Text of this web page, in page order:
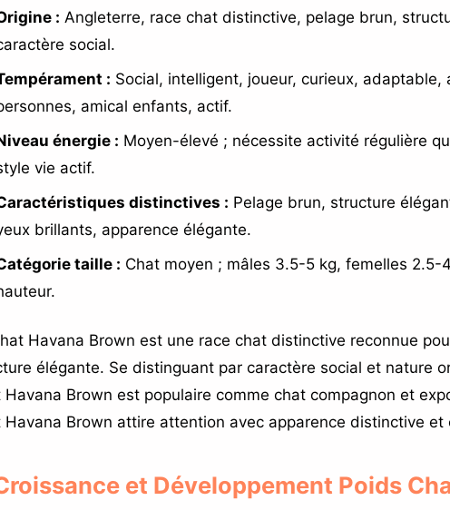
: Angleterre, race chat distinctive, pelage brun,
social.
: Social, intelligent, joueur, curieux, adaptable,
amical enfants, actif.
énergie : Moyen-élevé ; nécessite activité régulière
vie actif.
distinctives : Pelage brun, structure
brillants, apparence élégante.
taille : Chat moyen ; mâles 3.5-5 kg, femelles 2.5-
Havana Brown est une race chat distinctive reconnue
élégante. Se distinguant par caractère social et nature
Havana Brown est populaire comme chat compagnon et
Havana Brown attire attention avec apparence distinctive
et Développement Poids